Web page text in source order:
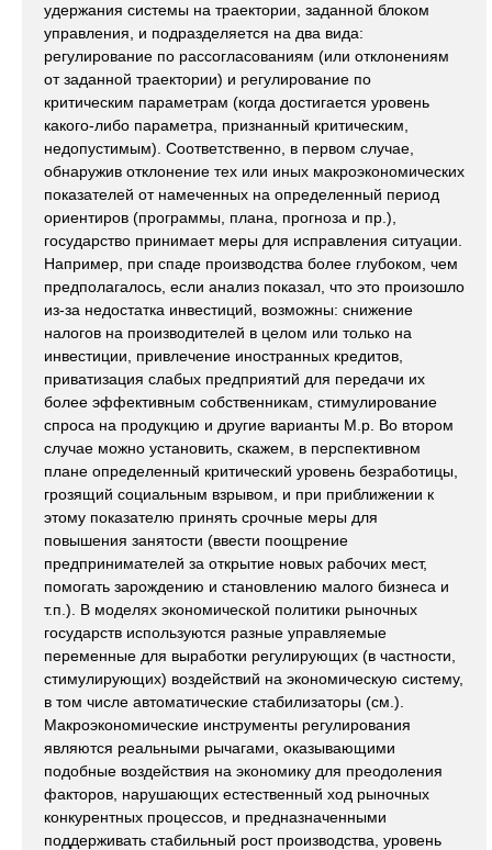
удержания системы на траектории, заданной блоком
управления, и подразделяется на два вида:
регулирование по рассогласованиям (или отклонениям
от заданной траектории) и регулирование по
критическим параметрам (когда достигается уровень
какого-либо параметра, признанный критическим,
недопустимым). Соответственно, в первом случае,
обнаружив отклонение тех или иных макроэкономических
показателей от намеченных на определенный период
ориентиров (программы, плана, прогноза и пр.),
государство принимает меры для исправления ситуации.
Например, при спаде производства более глубоком, чем
предполагалось, если анализ показал, что это произошло
из-за недостатка инвестиций, возможны: снижение
налогов на производителей в целом или только на
инвестиции, привлечение иностранных кредитов,
приватизация слабых предприятий для передачи их
более эффективным собственникам, стимулирование
спроса на продукцию и другие варианты М.р. Во втором
случае можно установить, скажем, в перспективном
плане определенный критический уровень безработицы,
грозящий социальным взрывом, и при приближении к
этому показателю принять срочные меры для
повышения занятости (ввести поощрение
предпринимателей за открытие новых рабочих мест,
помогать зарождению и становлению малого бизнеса и
т.п.). В моделях экономической политики рыночных
государств используются разные управляемые
переменные для выработки регулирующих (в частности,
стимулирующих) воздействий на экономическую систему,
в том числе автоматические стабилизаторы (см.).
Макроэкономические инструменты регулирования
являются реальными рычагами, оказывающими
подобные воздействия на экономику для преодоления
факторов, нарушающих естественный ход рыночных
конкурентных процессов, и предназначенными
поддерживать стабильный рост производства, уровень